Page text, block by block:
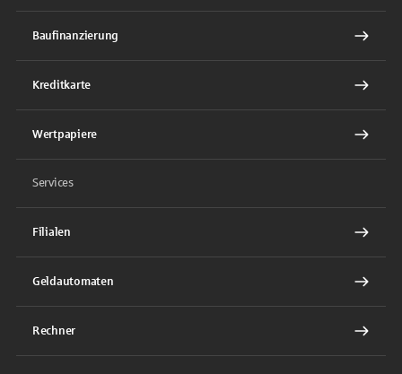
Baufinanzierung
Kreditkarte
Wertpapiere
Services
Filialen
Geldautomaten
Rechner